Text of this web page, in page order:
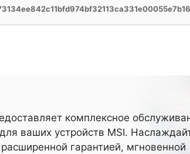
комплексное
ваших устройств MSI.
гарантией, мгновенной